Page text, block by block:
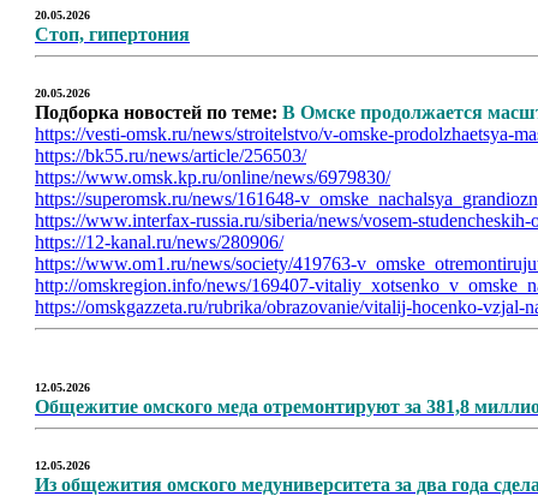
20.05.2026
Стоп, гипертония
20.05.2026
Подборка новостей по теме: В Омске продолжается
https://vesti-omsk.ru/news/stroitelstvo/v-omske-prodolzhaetsya-
https://bk55.ru/news/article/256503/
https://www.omsk.kp.ru/online/news/6979830/
https://superomsk.ru/news/161648-
https://www.interfax-russia.ru/siberia/news/vosem-
https://12-kanal.ru/news/280906/
https://www.om1.ru/news/society/419763-
http://omskregion.info/news/169407-
https://omskgazzeta.ru/rubrika/obrazovanie/vitalij-hocenko-
12.05.2026
Общежитие омского меда отремонтируют за 381,8
12.05.2026
Из общежития омского медуниверситета за два года